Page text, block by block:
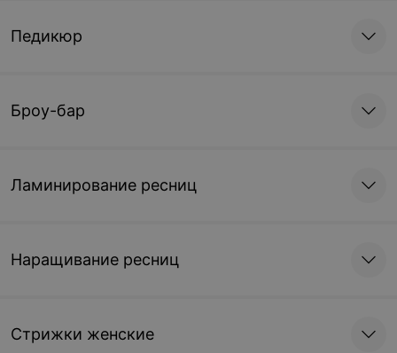
Педикюр
Броу-бар
Ламинирование ресниц
Наращивание ресниц
Стрижки женские